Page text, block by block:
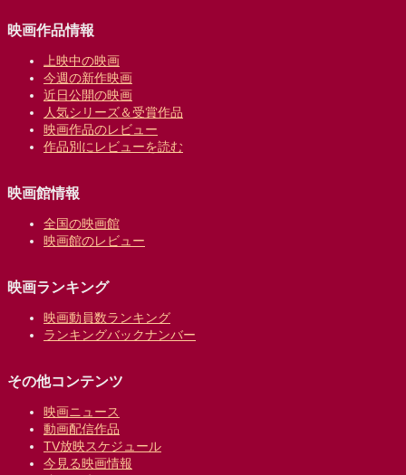
映画作品情報
上映中の映画
今週の新作映画
近日公開の映画
人気シリーズ＆受賞作品
映画作品のレビュー
作品別にレビューを読む
映画館情報
全国の映画館
映画館のレビュー
映画ランキング
映画動員数ランキング
ランキングバックナンバー
その他コンテンツ
映画ニュース
動画配信作品
TV放映スケジュール
今見る映画情報